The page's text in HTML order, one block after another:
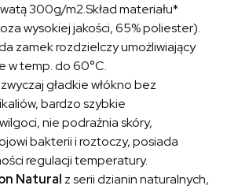
300g/m2.Skład materiału*
wysokiej jakości, 65% poliester).
zamek rozdzielczy umożliwiający
w temp. do 60°C.
gładkie włókno bez
bardzo szybkie
nie podrażnia skóry,
bakterii i roztoczy, posiada
regulacji temperatury.
Natural z serii dzianin naturalnych,